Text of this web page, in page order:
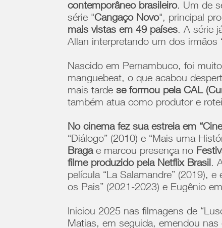
contemporâneo brasileiro. Um de
série "Cangaço Novo", principal
mais vistas em 49 países. A série
Allan interpretando um dos irmãos
Nascido em Pernambuco, foi
manguebeat, o que acabou
mais tardese formou pela CAL
também atua como produtor e
No cinema fez sua estreia em
“Diálogo” (2010) e “Mais uma
Bragae marcou presença no
filme produzido pela Netflix Brasil.
película “La Salamandre” (2019),
os Pais” (2021-2023) e Eugênio
Iniciou 2025 nas filmagens de
Matias, em seguida, emendou nas